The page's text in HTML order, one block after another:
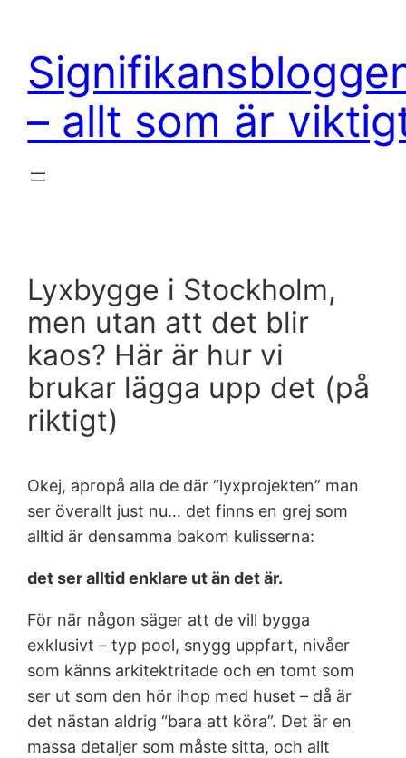
innehåll
– allt som är
Lyxbygge i Stockholm,
men utan att det blir
kaos? Här är hur vi
brukar lägga upp det (på
riktigt)
Okej, apropå alla de där “lyxprojekten” man
ser överallt just nu… det finns en grej som
alltid är densamma bakom kulisserna:
det ser alltid enklare ut än det är.
För när någon säger att de vill bygga
exklusivt – typ pool, snygg uppfart, nivåer
som känns arkitektritade och en tomt som
ser ut som den hör ihop med huset – då är
det nästan aldrig “bara att köra”. Det är en
massa detaljer som måste sitta, och allt